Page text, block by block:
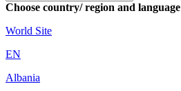
Choose country/ region and language
World Site
EN
Albania